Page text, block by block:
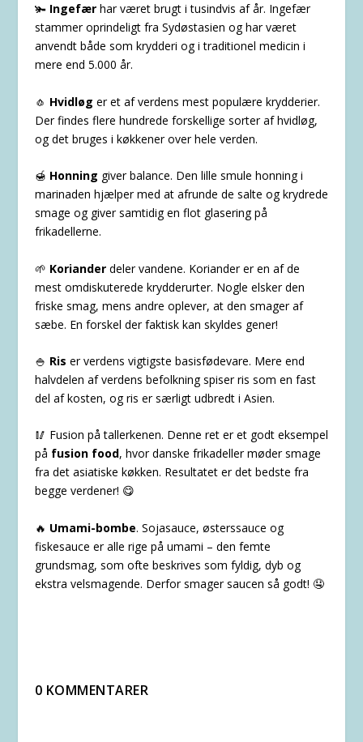
🫚 Ingefærhar været brugt i tusindvis af år. Ingefær
stammer oprindeligt fra Sydøstasien og har været
anvendt både som krydderi og i traditionel medicin i
mere end 5.000 år.
🧄 Hvidløg er et af verdens mest populære krydderier.
Der findes flere hundrede forskellige sorter af hvidløg,
og det bruges i køkkener over hele verden.
🍯 Honning giver balance. Den lille smule honning i
marinaden hjælper med at afrunde de salte og krydrede
smage og giver samtidig en flot glasering på
frikadellerne.
🌱 Korianderdeler vandene. Koriander er en af de
mest omdiskuterede krydderurter. Nogle elsker den
friske smag, mens andre oplever, at den smager af
sæbe. En forskel der faktisk kan skyldes gener!
🍚 Ris er verdens vigtigste basisfødevare. Mere end
halvdelen af verdens befolkning spiser ris som en fast
del af kosten, og ris er særligt udbredt i Asien.
🥢 Fusion på tallerkenen. Denne ret er et godt eksempel
på fusion food, hvor danske frikadeller møder smage
fra det asiatiske køkken. Resultatet er det bedste fra
begge verdener! 😋
🔥 Umami-bombe. Sojasauce, østerssauce og
fiskesauce er alle rige på umami – den femte
grundsmag, som ofte beskrives som fyldig, dyb og
ekstra velsmagende. Derfor smager saucen så godt! 🤤
0 KOMMENTARER